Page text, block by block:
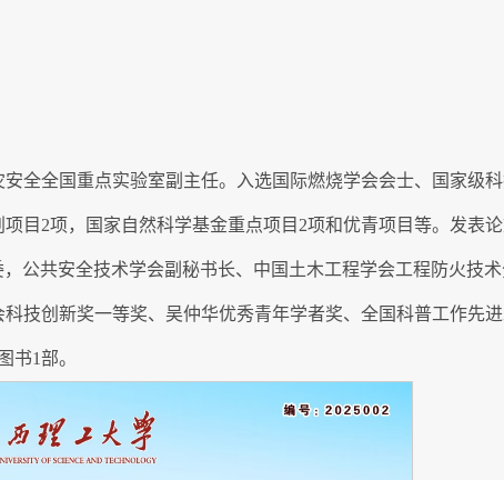
全全国重点实验室副主任。入选国际燃烧学会会士、国家级
目2项，国家自然科学基金重点项目2项和优青项目等。发表
，公共安全技术学会副秘书长、中国土木工程学会工程防火技
技创新奖一等奖、吴仲华优秀青年学者奖、全国科普工作先
书1部。